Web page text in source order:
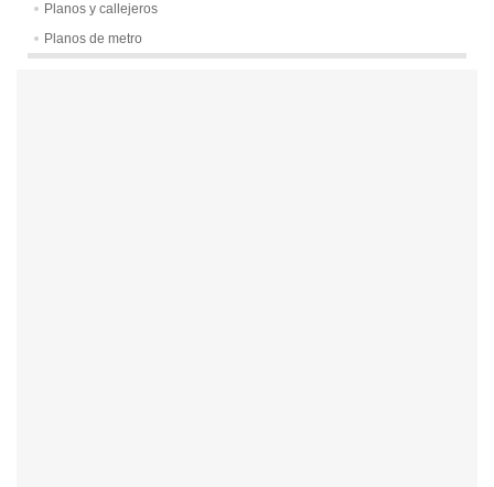
Planos y callejeros
Planos de metro